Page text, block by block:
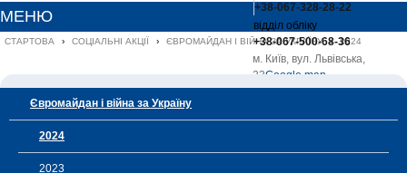
+38-067-328-28-22
відділ обліку
+38-067-500-68-36
м. Київ, вул. Львівська,
23Google map
office@uu.ua
МЕНЮ
СТАРТОВА › СОЦІАЛЬНІ АКЦІЇ › ЄВРОМАЙДАН І ВІЙНА ЗА УКРАЇНУ › 2024
Євромайдан і війна за Україну
2024
2023